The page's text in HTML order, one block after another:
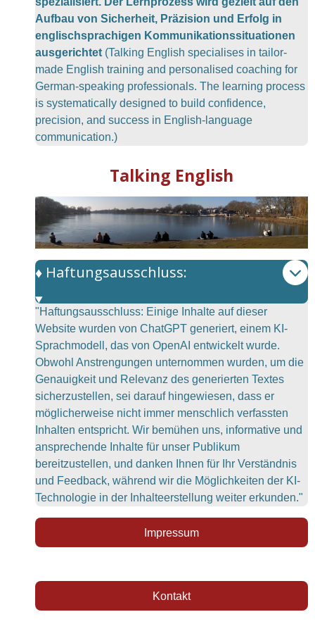
Aufbau von Sicherheit, Präzision und Erfolg in
englischsprachigen Kommunikationssituationen
ausgerichtet (Talking English specialises in tailor-
made English training and personalised coaching for
German-speaking professionals. The learning process
is systematically designed to build confidence,
precision, and success in English-language
communication.)
Talking English
♦️ Haftungsausschluss:
"Haftungsausschluss: Einige Inhalte auf dieser
Website wurden von ChatGPT generiert, einem KI-
Sprachmodell, das von OpenAI entwickelt wurde.
Obwohl Anstrengungen unternommen wurden, um die
Genauigkeit und Relevanz des generierten Textes
sicherzustellen, sei darauf hingewiesen, dass er
möglicherweise nicht immer menschlich verfassten
Inhalten entspricht. Wir bemühen uns, informative und
ansprechende Inhalte für unser Publikum
bereitzustellen, und danken Ihnen für Ihr Verständnis
und Feedback, während wir die Möglichkeiten der KI-
Technologie in der Inhalteerstellung weiter erkunden."
Impressum
Kontakt